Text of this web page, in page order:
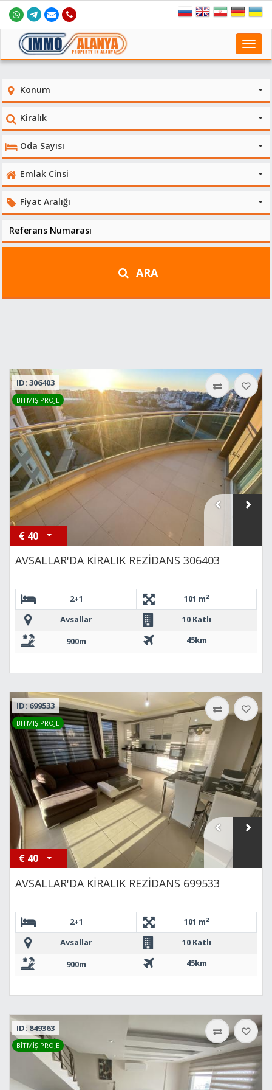
Konum
Kiralık
Oda Sayısı
Emlak Cinsi
Fiyat Aralığı
ARA
ID: 306403
BİTMİŞ PROJE
€ 40
AVSALLAR'DA KİRALIK REZİDANS 306403
2+1
101 m²
Avsallar
10 Katlı
900m
45km
ID: 699533
BİTMİŞ PROJE
€ 40
AVSALLAR'DA KİRALIK REZİDANS 699533
2+1
101 m²
Avsallar
10 Katlı
900m
45km
ID: 849363
BİTMİŞ PROJE